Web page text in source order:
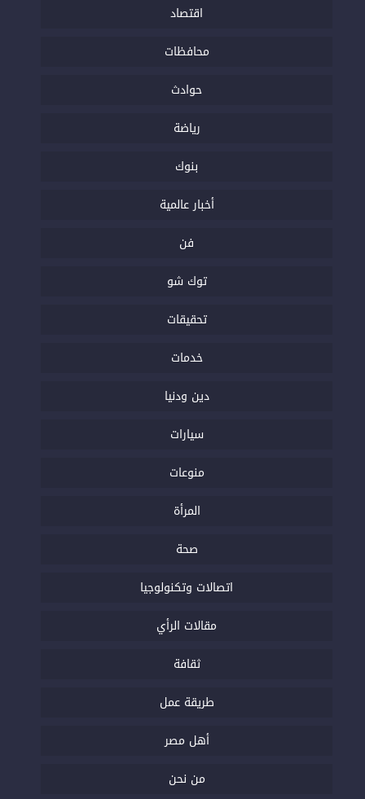
اقتصاد
محافظات
حوادث
رياضة
بنوك
أخبار عالمية
فن
توك شو
تحقيقات
خدمات
دين ودنيا
سيارات
منوعات
المرأة
صحة
اتصالات وتكنولوجيا
مقالات الرأي
ثقافة
طريقة عمل
أهل مصر
من نحن